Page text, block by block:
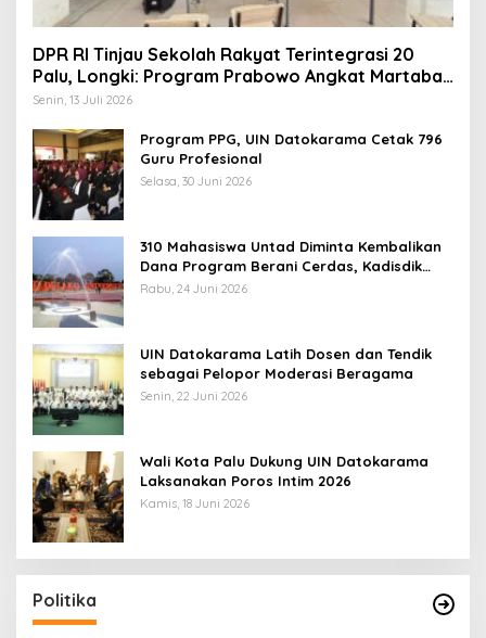
DPR RI Tinjau Sekolah Rakyat Terintegrasi 20
Palu, Longki: Program Prabowo Angkat Martabat
Anak Miskin
Senin, 13 Juli 2026
Program PPG, UIN Datokarama Cetak 796
Guru Profesional
Selasa, 30 Juni 2026
310 Mahasiswa Untad Diminta Kembalikan
Dana Program Berani Cerdas, Kadisdik
Sulteng: Tidak Boleh Terima Beasiswa
Rabu, 24 Juni 2026
UIN Datokarama Latih Dosen dan Tendik
sebagai Pelopor Moderasi Beragama
Senin, 22 Juni 2026
Wali Kota Palu Dukung UIN Datokarama
Laksanakan Poros Intim 2026
Kamis, 18 Juni 2026
Politika